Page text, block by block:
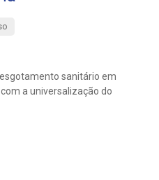
sanitário em
a universalização do